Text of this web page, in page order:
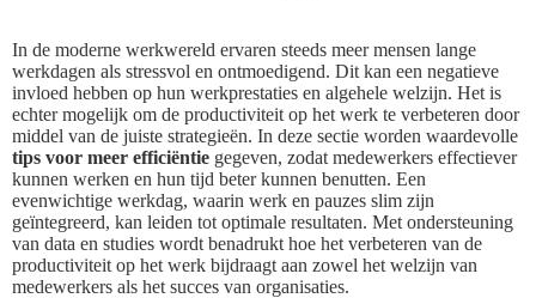
In de moderne werkwereld ervaren steeds meer mensen lange
werkdagen als stressvol en ontmoedigend. Dit kan een negatieve
invloed hebben op hun werkprestaties en algehele welzijn. Het is
echter mogelijk om de productiviteit op het werk te verbeteren door
middel van de juiste strategieën. In deze sectie worden waardevolle
tips voor meer efficiëntie gegeven, zodat medewerkers effectiever
kunnen werken en hun tijd beter kunnen benutten. Een
evenwichtige werkdag, waarin werk en pauzes slim zijn
geïntegreerd, kan leiden tot optimale resultaten. Met ondersteuning
van data en studies wordt benadrukt hoe het verbeteren van de
productiviteit op het werk bijdraagt aan zowel het welzijn van
medewerkers als het succes van organisaties.